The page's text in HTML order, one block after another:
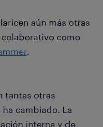
aún más otras
como
.
tantas otras
cambiado. La
interna y de